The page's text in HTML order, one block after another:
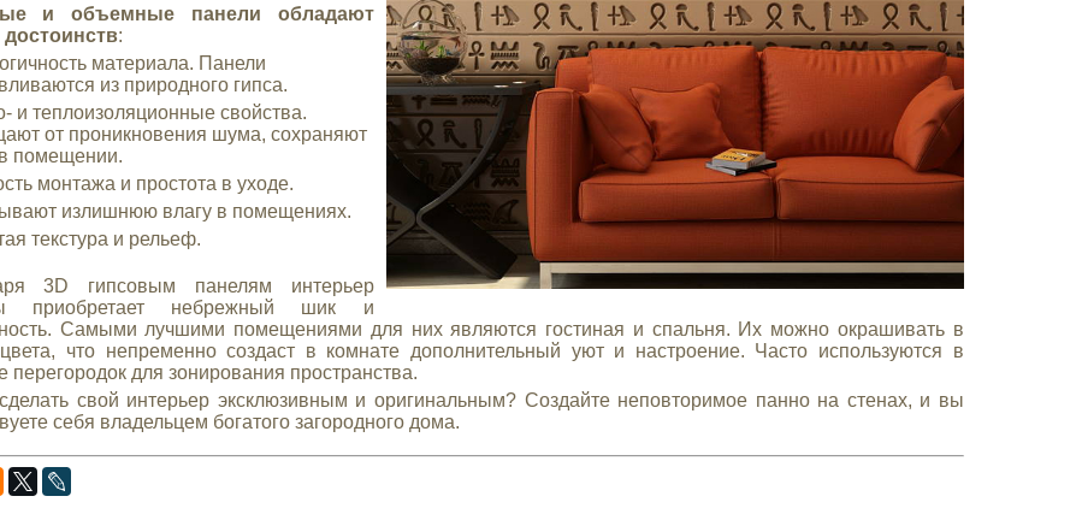
и объемные панели обладают
:
материала. Панели
из природного гипса.
и теплоизоляционные свойства.
от проникновения шума, сохраняют
помещении.
монтажа и простота в уходе.
излишнюю влагу в помещениях.
текстура и рельеф.
3D гипсовым панелям интерьер
приобретает небрежный шик и
Самыми лучшими помещениями для них являются гостиная и спальня. Их можно окрашивать в
что непременно создаст в комнате дополнительный уют и настроение. Часто используются в
перегородок для зонирования пространства.
свой интерьер эксклюзивным и оригинальным? Создайте неповторимое панно на стенах, и вы
себя владельцем богатого загородного дома.